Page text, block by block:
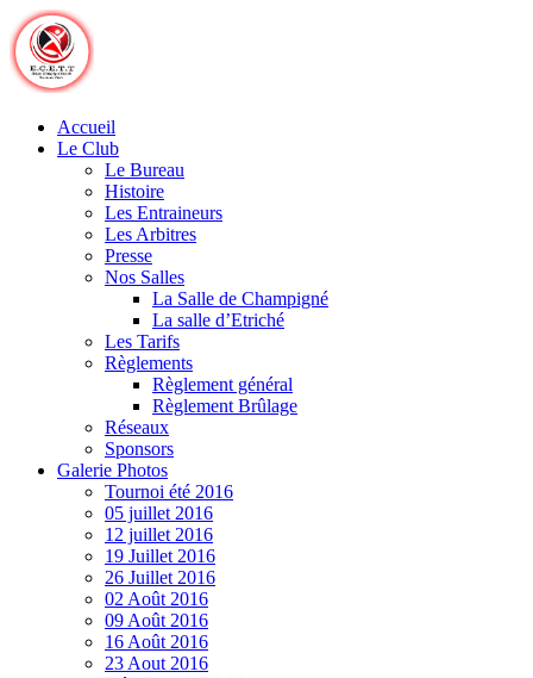
Skip
to
content
Accueil
Le Club
Le Bureau
Histoire
Les Entraineurs
Les Arbitres
Presse
Nos Salles
La Salle de Champigné
La salle d’Etriché
Les Tarifs
Règlements
Règlement général
Règlement Brûlage
Réseaux
Sponsors
Galerie Photos
Tournoi été 2016
05 juillet 2016
12 juillet 2016
19 Juillet 2016
26 Juillet 2016
02 Août 2016
09 Août 2016
16 Août 2016
23 Aout 2016